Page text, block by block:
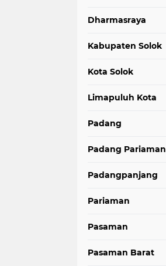
Dharmasraya
Kabupaten Solok
Kota Solok
Limapuluh Kota
Padang
Padang Pariaman
Padangpanjang
Pariaman
Pasaman
Pasaman Barat